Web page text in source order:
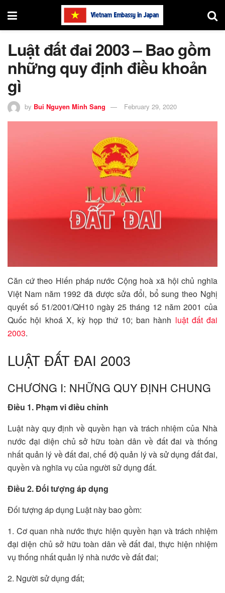
Luật đất đai 2003 – Bao gồm
những quy định điều khoản
gì
by Bui Nguyen Minh Sang February 29, 2020
Căn cứ theo Hiến pháp nước Cộng hoà xã hội chủ nghĩa
Việt Nam năm 1992 đã được sửa đổi, bổ sung theo Nghị
quyết số 51/2001/QH10 ngày 25 tháng 12 năm 2001 của
Quốc hội khoá X, kỳ họp thứ 10; ban hành luật đất đai
2003.
LUẬT ĐẤT ĐAI 2003
CHƯƠNG I: NHỮNG QUY ĐỊNH CHUNG
Điều 1. Phạm vi điều chỉnh
Luật này quy định về quyền hạn và trách nhiệm của Nhà
nước đại diện chủ sở hữu toàn dân về đất đai và thống
nhất quản lý về đất đai, chế độ quản lý và sử dụng đất đai,
quyền và nghĩa vụ của người sử dụng đất.
Điều 2. Đối tượng áp dụng
Đối tượng áp dụng Luật này bao gồm:
1. Cơ quan nhà nước thực hiện quyền hạn và trách nhiệm
đại diện chủ sở hữu toàn dân về đất đai, thực hiện nhiệm
vụ thống nhất quản lý nhà nước về đất đai;
2. Người sử dụng đất;